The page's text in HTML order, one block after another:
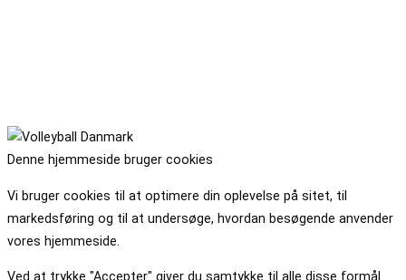
Denne hjemmeside bruger cookies
Vi bruger cookies til at optimere din oplevelse på sitet, til
markedsføring og til at undersøge, hvordan besøgende anvender
vores hjemmeside.
Ved at trykke "Accepter" giver du samtykke til alle disse formål.